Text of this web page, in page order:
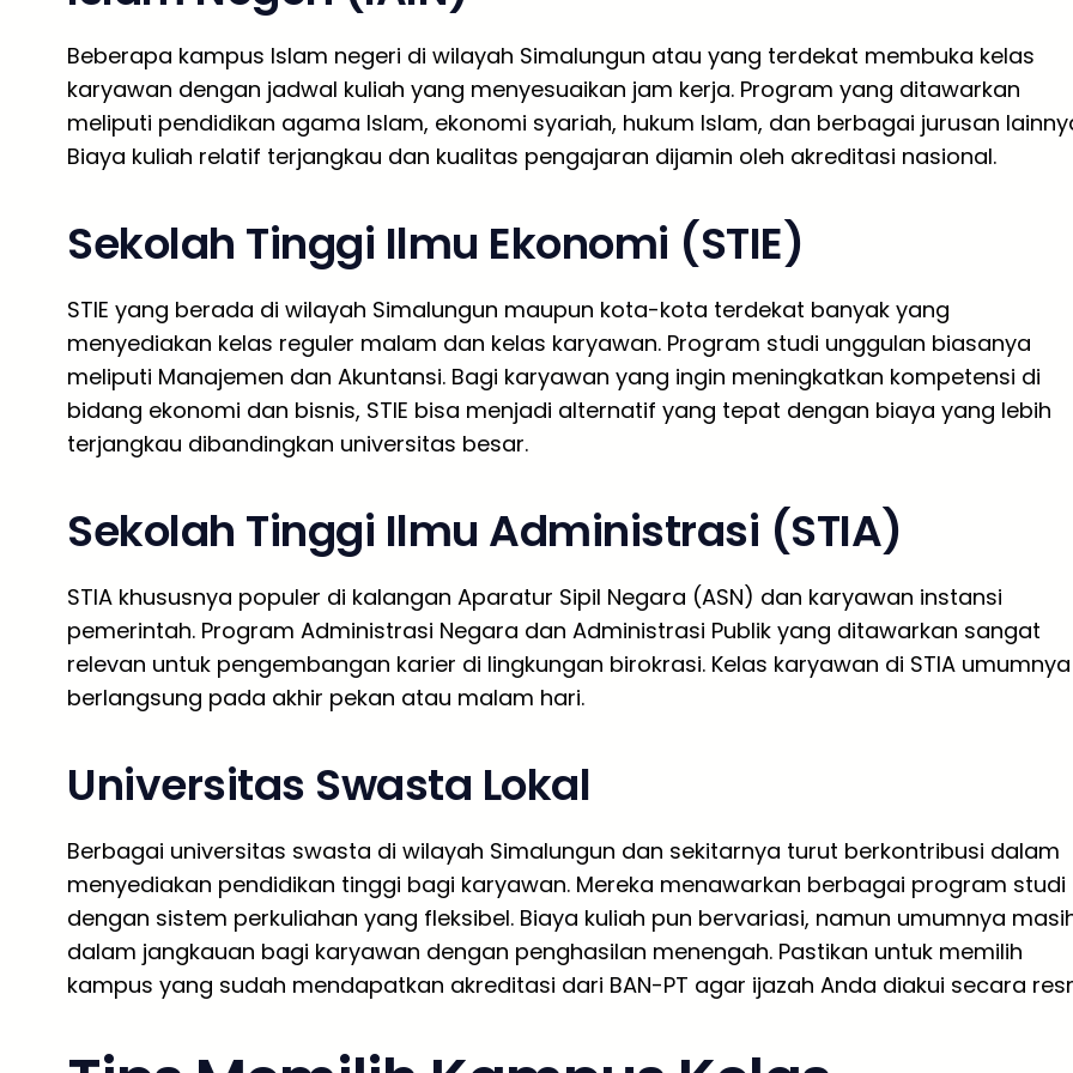
Beberapa kampus Islam negeri di wilayah Simalungun atau yang terdekat membuka kelas
karyawan dengan jadwal kuliah yang menyesuaikan jam kerja. Program yang ditawarkan
meliputi pendidikan agama Islam, ekonomi syariah, hukum Islam, dan berbagai jurusan
Biaya kuliah relatif terjangkau dan kualitas pengajaran dijamin oleh akreditasi nasional.
Sekolah Tinggi Ilmu Ekonomi (STIE)
STIE yang berada di wilayah Simalungun maupun kota-kota terdekat banyak yang
menyediakan kelas reguler malam dan kelas karyawan. Program studi unggulan biasanya
meliputi Manajemen dan Akuntansi. Bagi karyawan yang ingin meningkatkan kompetensi di
bidang ekonomi dan bisnis, STIE bisa menjadi alternatif yang tepat dengan biaya yang lebih
terjangkau dibandingkan universitas besar.
Sekolah Tinggi Ilmu Administrasi (STIA)
STIA khususnya populer di kalangan Aparatur Sipil Negara (ASN) dan karyawan instansi
pemerintah. Program Administrasi Negara dan Administrasi Publik yang ditawarkan sangat
relevan untuk pengembangan karier di lingkungan birokrasi. Kelas karyawan di STIA umumnya
berlangsung pada akhir pekan atau malam hari.
Universitas Swasta Lokal
Berbagai universitas swasta di wilayah Simalungun dan sekitarnya turut berkontribusi dalam
menyediakan pendidikan tinggi bagi karyawan. Mereka menawarkan berbagai program studi
dengan sistem perkuliahan yang fleksibel. Biaya kuliah pun bervariasi, namun umumnya
dalam jangkauan bagi karyawan dengan penghasilan menengah. Pastikan untuk memilih
kampus yang sudah mendapatkan akreditasi dari BAN-PT agar ijazah Anda diakui secara